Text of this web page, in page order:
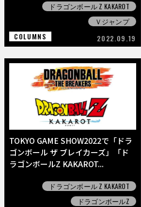
ドラゴンボール Z KAKAROT
Ｖジャンプ
COLUMNS
2022.09.19
TOKYO GAME SHOW2022で「ドラ
ゴンボール ザ ブレイカーズ」「ド
ラゴンボールZ KAKAROT...
ドラゴンボール Z KAKAROT
ドラゴンボールZ